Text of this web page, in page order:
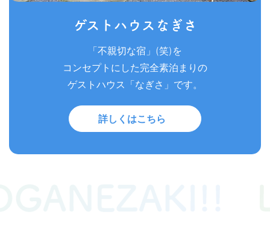
ゲストハウスなぎさ
「不親切な宿」(笑)を
コンセプトにした完全素泊まりの
ゲストハウス「なぎさ」です。
詳しくはこちら